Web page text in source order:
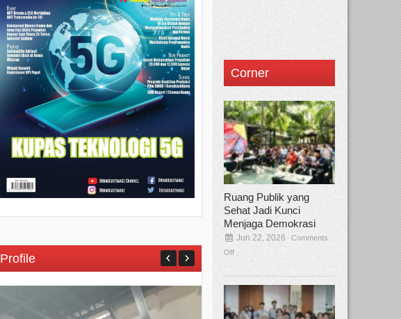
Profile
Corner
Ruang Publik yang
Sehat Jadi Kunci
Menjaga Demokrasi
Jun 22, 2026
Comments
Off